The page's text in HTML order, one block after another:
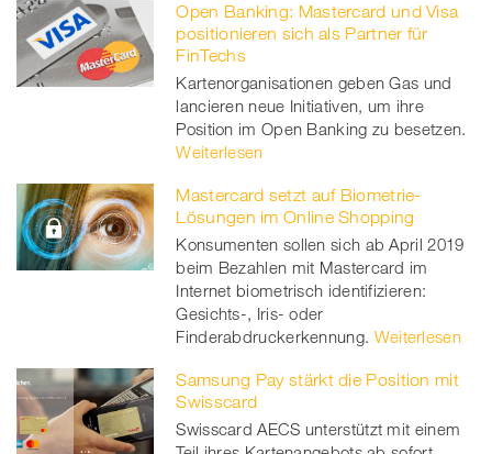
Open Banking: Mastercard und Visa
positionieren sich als Partner für
FinTechs
Kartenorganisationen geben Gas und
lancieren neue Initiativen, um ihre
Position im Open Banking zu besetzen.
Weiterlesen
Mastercard setzt auf Biometrie-
Lösungen im Online Shopping
Konsumenten sollen sich ab April 2019
beim Bezahlen mit Mastercard im
Internet biometrisch identifizieren:
Gesichts-, Iris- oder
Finderabdruckerkennung. Weiterlesen
Samsung Pay stärkt die Position mit
Swisscard
Swisscard AECS unterstützt mit einem